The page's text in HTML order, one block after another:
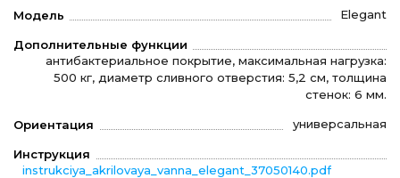
Модель Elegant
Дополнительные функции
антибактериальное покрытие, максимальная нагрузка:
500 кг, диаметр сливного отверстия: 5,2 см, толщина
стенок: 6 мм.
Ориентация универсальная
Инструкция
instrukciya_akrilovaya_vanna_elegant_37050140.pdf